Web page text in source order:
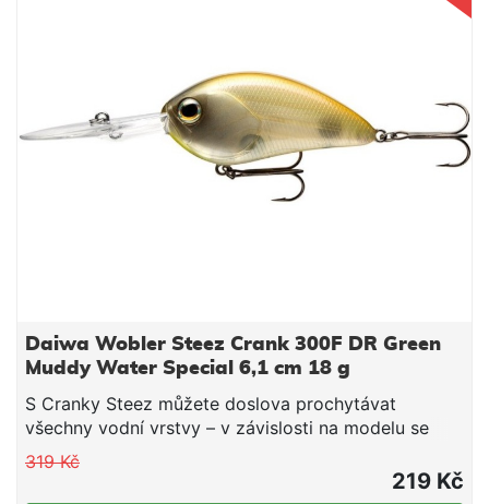
Daiwa Wobler Steez Crank 300F DR Green
Muddy Water Special 6,1 cm 18 g
S Cranky Steez můžete doslova prochytávat
všechny vodní vrstvy – v závislosti na modelu se
tato nástraha ponoří od 1.2m (model 100) až po více
než 5m (model 500). Díky svému kompaktnímu
speciálnímu tvaru se osvědčené Cranky Steez
319 Kč
219 Kč